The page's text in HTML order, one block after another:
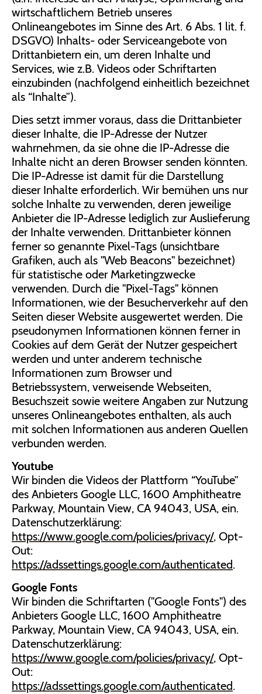
wirtschaftlichem Betrieb unseres
Onlineangebotes im Sinne des Art. 6 Abs. 1 lit. f.
DSGVO) Inhalts- oder Serviceangebote von
Drittanbietern ein, um deren Inhalte und
Services, wie z.B. Videos oder Schriftarten
einzubinden (nachfolgend einheitlich bezeichnet
als “Inhalte”).
Dies setzt immer voraus, dass die Drittanbieter
dieser Inhalte, die IP-Adresse der Nutzer
wahrnehmen, da sie ohne die IP-Adresse die
Inhalte nicht an deren Browser senden könnten.
Die IP-Adresse ist damit für die Darstellung
dieser Inhalte erforderlich. Wir bemühen uns nur
solche Inhalte zu verwenden, deren jeweilige
Anbieter die IP-Adresse lediglich zur Auslieferung
der Inhalte verwenden. Drittanbieter können
ferner so genannte Pixel-Tags (unsichtbare
Grafiken, auch als "Web Beacons" bezeichnet)
für statistische oder Marketingzwecke
verwenden. Durch die "Pixel-Tags" können
Informationen, wie der Besucherverkehr auf den
Seiten dieser Website ausgewertet werden. Die
pseudonymen Informationen können ferner in
Cookies auf dem Gerät der Nutzer gespeichert
werden und unter anderem technische
Informationen zum Browser und
Betriebssystem, verweisende Webseiten,
Besuchszeit sowie weitere Angaben zur Nutzung
unseres Onlineangebotes enthalten, als auch
mit solchen Informationen aus anderen Quellen
verbunden werden.
Youtube
Wir binden die Videos der Plattform “YouTube”
des Anbieters Google LLC, 1600 Amphitheatre
Parkway, Mountain View, CA 94043, USA, ein.
Datenschutzerklärung:
https://www.google.com/policies/privacy/, Opt-
Out:
https://adssettings.google.com/authenticated.
Google Fonts
Wir binden die Schriftarten ("Google Fonts") des
Anbieters Google LLC, 1600 Amphitheatre
Parkway, Mountain View, CA 94043, USA, ein.
Datenschutzerklärung:
https://www.google.com/policies/privacy/, Opt-
Out:
https://adssettings.google.com/authenticated.